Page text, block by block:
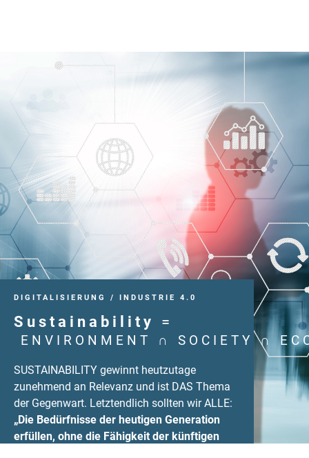
DIGITALISIERUNG / INDUSTRIE 4.0
Sustainability =
ENVIRONMENT ∩ SOCIETY ∩
SUSTAINABILITY gewinnt heutzutage
zunehmend an Relevanz und ist DAS Thema
der Gegenwart. Letztendlich sollten wir ALLE:
„Die Bedürfnisse der heutigen Generation
erfüllen, ohne die Fähigkeit der künftigen